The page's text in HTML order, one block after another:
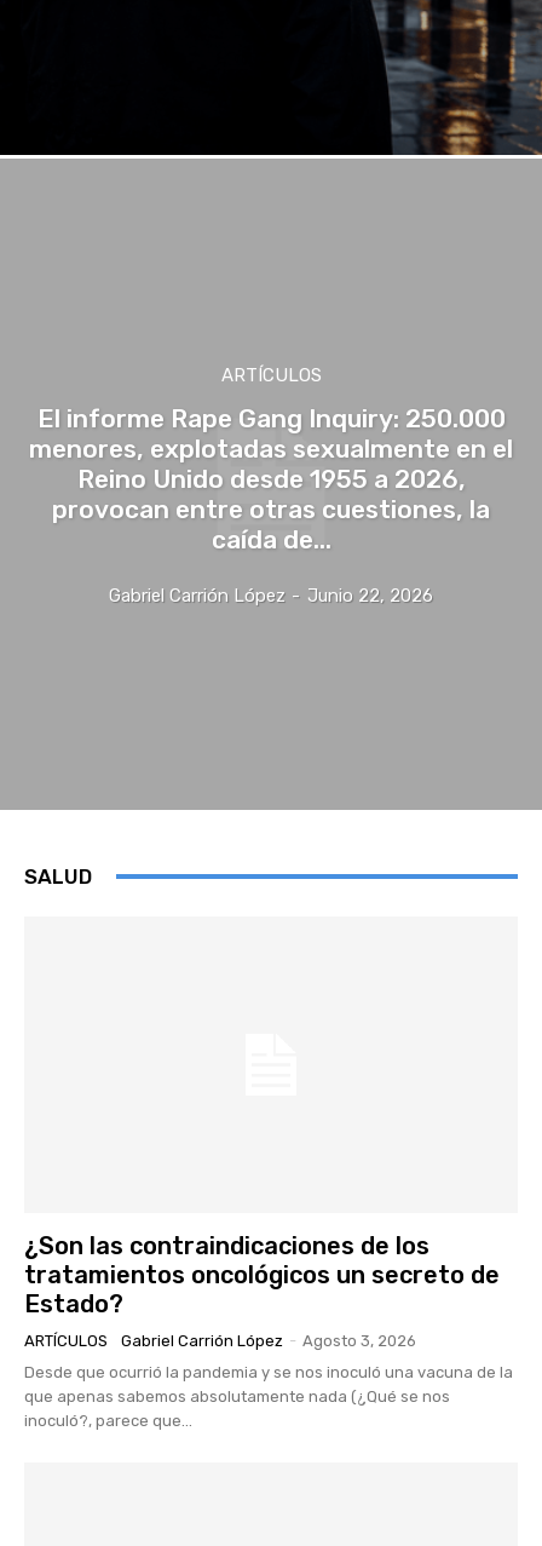
ARTÍCULOS
El informe Rape Gang Inquiry: 250.000
menores, explotadas sexualmente en el
Reino Unido desde 1955 a 2026,
provocan entre otras cuestiones, la
caída de...
Gabriel Carrión López - Junio 22, 2026
SALUD
¿Son las contraindicaciones de los
tratamientos oncológicos un secreto de
Estado?
ARTÍCULOS Gabriel Carrión López - Agosto 3, 2026
Desde que ocurrió la pandemia y se nos inoculó una vacuna de la
que apenas sabemos absolutamente nada (¿Qué se nos
inoculó?, parece que...